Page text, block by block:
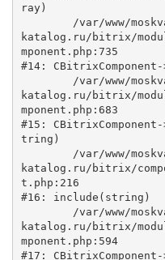
ray)
katalog.ru/bitrix/
mponent.php:735
#14: CBitrixComponent-
katalog.ru/bitrix/
mponent.php:683
#15: CBitrixComponent-
tring)
katalog.ru/bitrix/
t.php:216
#16: include(string)
katalog.ru/bitrix/
mponent.php:594
#17: CBitrixComponent-